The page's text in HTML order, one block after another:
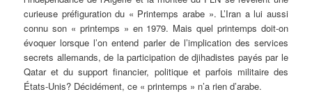
curieuse préfiguration du « Printemps arabe ». L’Iran a lui aussi
connu son « printemps » en 1979. Mais quel printemps doit-on
évoquer lorsque l’on entend parler de l’implication des services
secrets allemands, de la participation de djihadistes payés par le
Qatar et du support financier, politique et parfois militaire des
États-Unis? Décidément, ce « printemps » n’a rien d’arabe.